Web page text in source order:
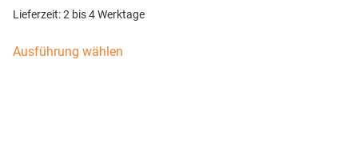
Lieferzeit:2 bis 4 Werktage
Ausführung wählen